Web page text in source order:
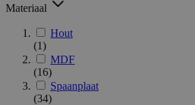
Materiaal
Hout
(1)
MDF
(16)
Spaanplaat
(34)